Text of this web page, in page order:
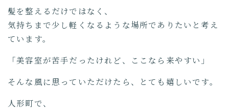
髪を整えるだけではなく、
気持ちまで少し軽くなるような場所でありたいと考え
ています。
「美容室が苦手だったけれど、ここなら来やすい」
そんな風に思っていただけたら、とても嬉しいです。
人形町で、